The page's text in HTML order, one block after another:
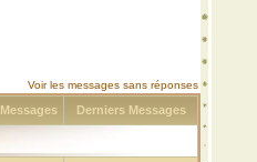
Voir les messages sans réponses
Messages Derniers Messages